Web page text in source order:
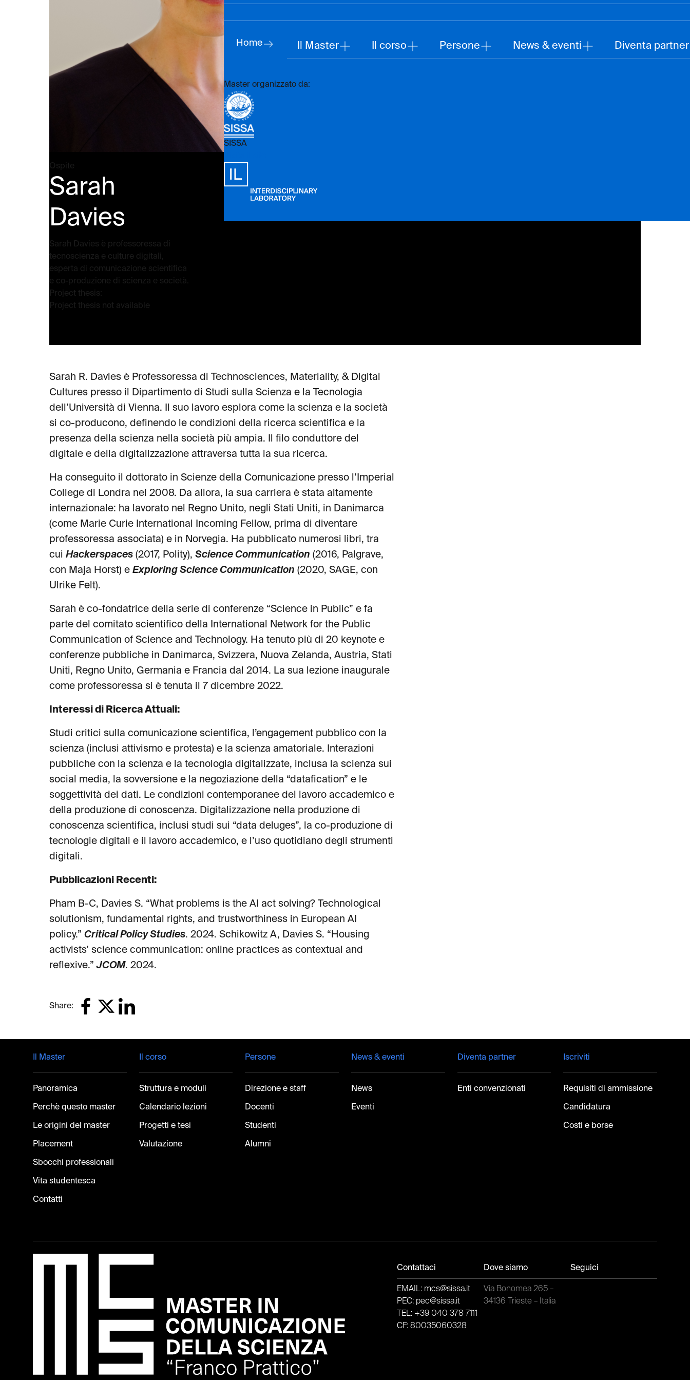
Home Il Master Il corso Persone News & eventi Diventa partner
Master organizzato da:
SISSA
Ospite
Sarah
Davies
Sarah Davies è professoressa di
tecnoscienza e culture digitali,
esperta di comunicazione scientifica
e co-produzione di scienza e società.
Project thesis:
Project thesis not available
Sarah R. Davies è Professoressa di Technosciences, Materiality, & Digital
Cultures presso il Dipartimento di Studi sulla Scienza e la Tecnologia
dell’Università di Vienna. Il suo lavoro esplora come la scienza e la società
si co-producono, definendo le condizioni della ricerca scientifica e la
presenza della scienza nella società più ampia. Il filo conduttore del
digitale e della digitalizzazione attraversa tutta la sua ricerca.
Ha conseguito il dottorato in Scienze della Comunicazione presso l’Imperial
College di Londra nel 2008. Da allora, la sua carriera è stata altamente
internazionale: ha lavorato nel Regno Unito, negli Stati Uniti, in Danimarca
(come Marie Curie International Incoming Fellow, prima di diventare
professoressa associata) e in Norvegia. Ha pubblicato numerosi libri, tra
cui Hackerspaces (2017, Polity), Science Communication (2016, Palgrave,
con Maja Horst) e Exploring Science Communication (2020, SAGE, con
Ulrike Felt).
Sarah è co-fondatrice della serie di conferenze “Science in Public” e fa
parte del comitato scientifico della International Network for the Public
Communication of Science and Technology. Ha tenuto più di 20 keynote e
conferenze pubbliche in Danimarca, Svizzera, Nuova Zelanda, Austria, Stati
Uniti, Regno Unito, Germania e Francia dal 2014. La sua lezione inaugurale
come professoressa si è tenuta il 7 dicembre 2022.
Interessi di Ricerca Attuali:
Studi critici sulla comunicazione scientifica, l’engagement pubblico con la
scienza (inclusi attivismo e protesta) e la scienza amatoriale. Interazioni
pubbliche con la scienza e la tecnologia digitalizzate, inclusa la scienza sui
social media, la sovversione e la negoziazione della “datafication” e le
soggettività dei dati. Le condizioni contemporanee del lavoro accademico e
della produzione di conoscenza. Digitalizzazione nella produzione di
conoscenza scientifica, inclusi studi sui “data deluges”, la co-produzione di
tecnologie digitali e il lavoro accademico, e l’uso quotidiano degli strumenti
digitali.
Pubblicazioni Recenti:
Pham B-C, Davies S. “What problems is the AI act solving? Technological
solutionism, fundamental rights, and trustworthiness in European AI
policy.” Critical Policy Studies. 2024. Schikowitz A, Davies S. “Housing
activists’ science communication: online practices as contextual and
reflexive.”JCOM. 2024.
Share:
Footer
Il Master
Panoramica
Perchè questo master
Le origini del master
Placement
Sbocchi professionali
Vita studentesca
Contatti
Il corso
Struttura e moduli
Calendario lezioni
Progetti e tesi
Valutazione
Persone
Direzione e staff
Docenti
Studenti
Alumni
News & eventi
News
Eventi
Diventa partner
Enti convenzionati
Iscriviti
Requisiti di ammissione
Candidatura
Costi e borse
Contattaci
EMAIL: mcs@sissa.it
PEC: pec@sissa.it
TEL: +39 040 378 7111
CF: 80035060328
Dove siamo
Via Bonomea 265 –
34136 Trieste – Italia
Seguici